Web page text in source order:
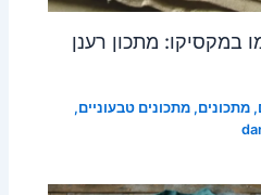
במקסיקו: מתכון רענן
,מתכונים,מתכונים טבעוניים,